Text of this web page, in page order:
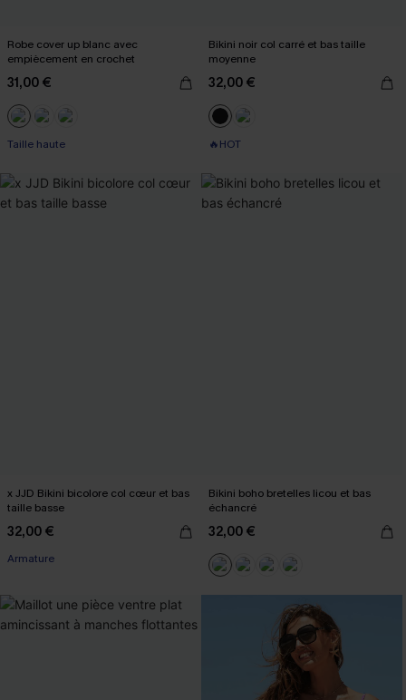
Robe cover up blanc avec
empiècement en crochet
31,00 €
Taille haute
Bikini noir col carré et bas taille
moyenne
32,00 €
🔥HOT
x JJD Bikini bicolore col cœur et bas
taille basse
32,00 €
Armature
Bikini boho bretelles licou et bas
échancré
32,00 €